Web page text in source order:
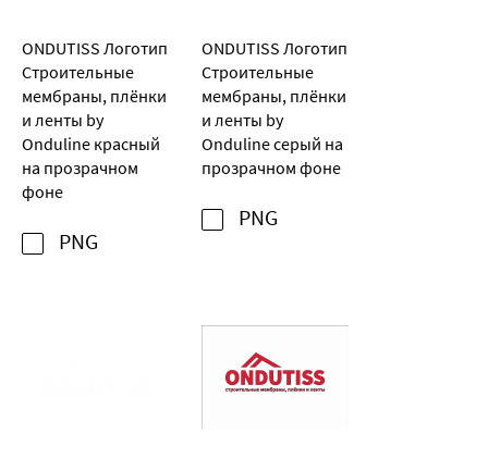
ONDUTISS Логотип
Строительные
мембраны, плёнки
и ленты by
Onduline красный
на прозрачном
фоне
PNG
ONDUTISS Логотип
Строительные
мембраны, плёнки
и ленты by
Onduline серый на
прозрачном фоне
PNG